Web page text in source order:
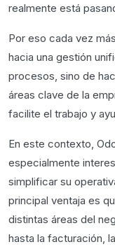
realmente está
Por eso cada vez
hacia una gestión
procesos, sino de
áreas clave de la
facilite el trabajo y
En este contexto,
especialmente
simplificar su
principal ventaja es
distintas áreas del
hasta la facturación,